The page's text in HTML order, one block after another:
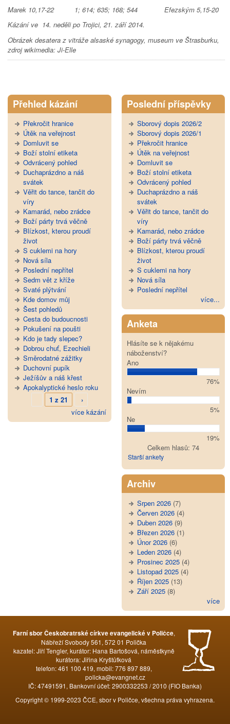
Marek 10,17-22 1; 614; 635; 168; 544 Efezským 5,15-20
Kázání ve 14. neděli po Trojici, 21. září 2014.
Obrázek desatera z vitráže alsaské synagogy, museum ve Štrasburku,
zdroj wikimedia: Ji-Elle
Přehled kázání
Překročit hranice
Útěk na veřejnost
Domluvit se
Boží stolní etiketa
Odvrácený pohled
Duchaprázdno a náš
svátek
Věřit do tance, tančit do
víry
Kamarád, nebo zrádce
Boží párty trvá věčně
Blízkost, kterou proudí
život
S cuklemi na hory
Nová síla
Poslední nepřítel
Sedm vět z kříže
Svaté plýtvání
Kde domov můj
Šest pohledů
Cesta do budoucnosti
Pokušení na poušti
Kdo je tady slepec?
Dobrou chuť, Ezechieli
Směrodatné zážitky
Duchovní pupík
Ježíšův a náš křest
Apokalyptické heslo roku
1 z 21
›
více kázání
Poslední příspěvky
Sborový dopis 2026/2
Sborový dopis 2026/1
Překročit hranice
Útěk na veřejnost
Domluvit se
Boží stolní etiketa
Odvrácený pohled
Duchaprázdno a náš
svátek
Věřit do tance, tančit do
víry
Kamarád, nebo zrádce
Boží párty trvá věčně
Blízkost, kterou proudí
život
S cuklemi na hory
Nová síla
Poslední nepřítel
více...
Anketa
Hlásíte se k nějakému
náboženství?
Ano
76%
Nevím
5%
Ne
19%
Celkem hlasů: 74
Starší ankety
Archiv
Srpen 2026(7)
Červen 2026(4)
Duben 2026(9)
Březen 2026(1)
Únor 2026(6)
Leden 2026(4)
Prosinec 2025(4)
Listopad 2025(4)
Říjen 2025(13)
Září 2025(8)
více
Farní sbor Českobratrské církve evangelické v Poličce,
Nábřeží Svobody 561, 572 01 Polička
kazatel: Jiří Tengler, kurátor: Hana Bartošová, náměstkyně
kurátora: Jiřina Kryštůfková
telefon: 461 100 419, mobil: 776 897 889,
policka@evangnet.cz
IČ: 47491591, Bankovní účet: 2900332253 / 2010 (FIO Banka)
Copyright © 1999-2023 ČCE, sbor v Poličce, všechna práva vyhrazena.